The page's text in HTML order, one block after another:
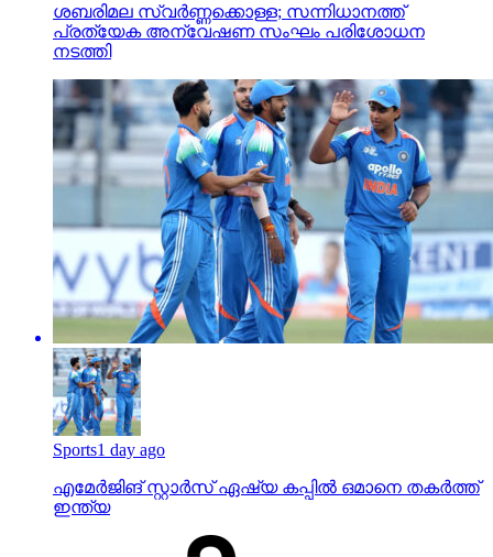
ശബരിമല സ്വര്‍ണ്ണക്കൊള്ള; സന്നിധാനത്ത്
പ്രത്യേക അന്വേഷണ സംഘം പരിശോധന
നടത്തി
Sports1 day ago
എമേര്‍ജിങ് സ്റ്റാര്‍സ് ഏഷ്യ കപ്പില്‍ ഒമാനെ തകര്‍ത്ത്
ഇന്ത്യ